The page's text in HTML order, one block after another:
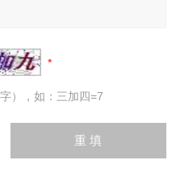
），如：三加四=7